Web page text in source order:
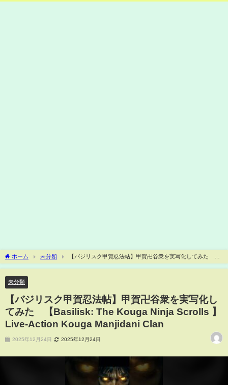
ホーム 未分類
【バジリスク甲賀忍法帖】甲賀卍谷衆を実写化してみた
【Basilisk: The Kouga Ninja Scrolls 】Live-Action Kouga Manjidani Clan
未分類
【バジリスク甲賀忍法帖】甲賀卍谷衆を実写化し
てみた 【Basilisk: The Kouga Ninja Scrolls 】
Live-Action Kouga Manjidani Clan
2025年12月24日 2025年12月24日